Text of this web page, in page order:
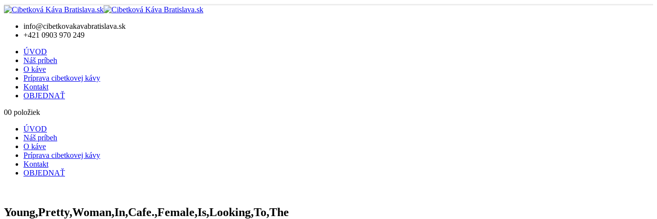
info@cibetkovakavabratislava.sk
+421 0903 970 249
ÚVOD
Náš príbeh
O káve
Príprava cibetkovej kávy
Kontakt
OBJEDNAŤ
00 položiek
ÚVOD
Náš príbeh
O káve
Príprava cibetkovej kávy
Kontakt
OBJEDNAŤ
Young,Pretty,Woman,In,Cafe.,Female,Is,Looking,To,The